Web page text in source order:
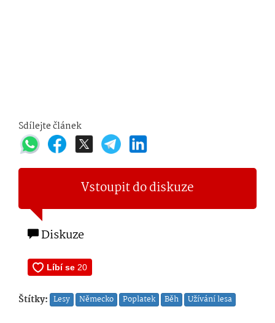
Sdílejte článek
Vstoupit do diskuze
Diskuze
Štítky: Lesy Německo Poplatek Běh Užívání lesa